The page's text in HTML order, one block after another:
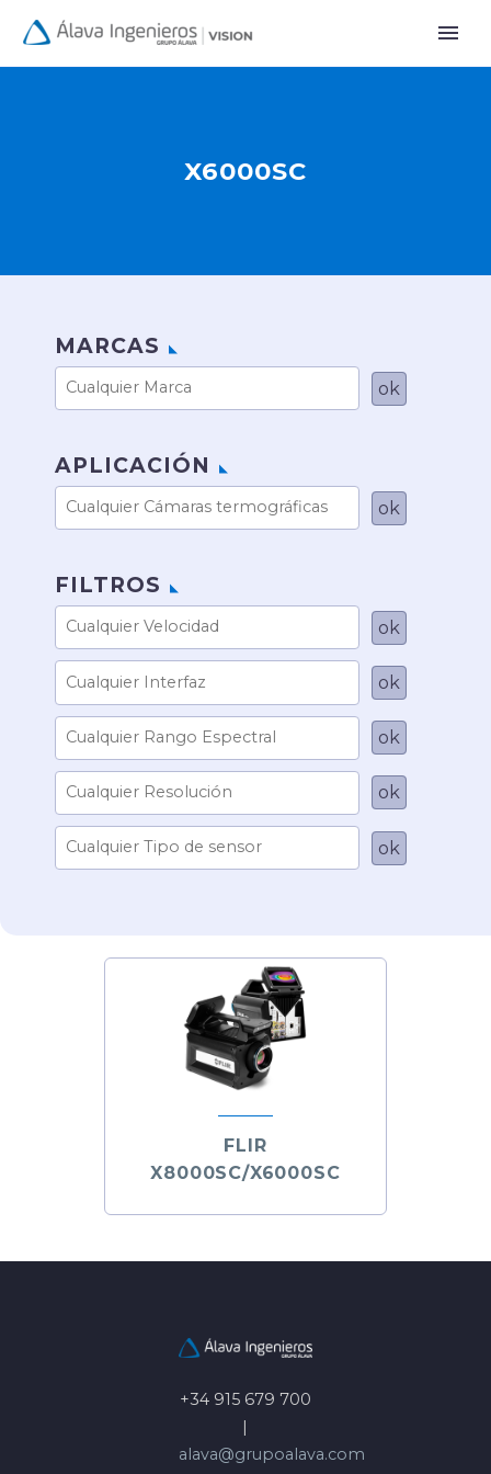
X6000SC
FLIR
X8000SC/X6000SC
MARCAS
APLICACIÓN
FILTROS
+34 915 679 700
|
alava@grupoalava.com